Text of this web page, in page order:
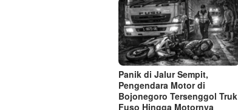
Panik di Jalur Sempit,
Pengendara Motor di
Bojonegoro Tersenggol Truk
Fuso Hingga Motornya